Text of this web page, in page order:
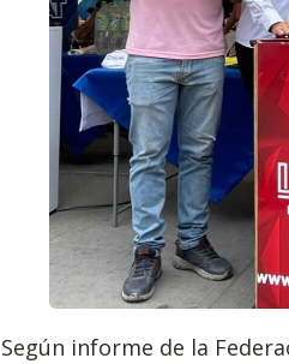
Según informe de la